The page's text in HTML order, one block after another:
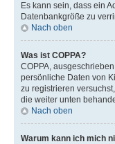
Es kann sein, dass ein
Datenbankgröße zu
Nach oben
Was ist COPPA?
COPPA,
persönliche Daten von
zu registrieren
die weiter unten
Nach oben
Warum kann ich mich